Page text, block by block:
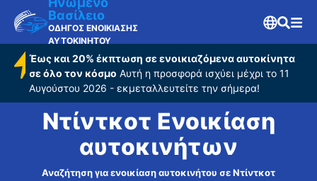
Βασίλειο
ΟΔΗΓΟΣ ΕΝΟΙΚΙΑΣΗΣ
ΑΥΤΟΚΙΝΗΤΟΥ
Έως και 20% έκπτωση σε ενοικιαζόμενα αυτοκίνητα
σε όλο τον κόσμο Αυτή η προσφορά ισχύει μέχρι το 11
Αυγούστου 2026 - εκμεταλλευτείτε την σήμερα!
Ντίντκοτ Ενοικίαση
αυτοκινήτων
Αναζήτηση για ενοικίαση αυτοκινήτου σε Ντίντκοτ